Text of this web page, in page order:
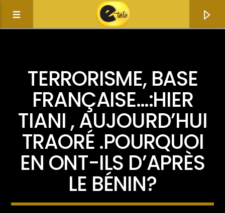
Title
TERRORISME, BASE
FRANÇAISE…:HIER
TIANI , AUJOURD’HUI
TRAORÉ .POURQUOI
EN ONT-ILS D’APRÈS
LE BÉNIN?